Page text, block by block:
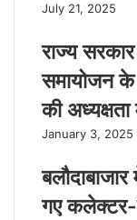
July 21, 2025
राज्य
समायोजन के
की
January 3, 2025
गए कलेक्टर-